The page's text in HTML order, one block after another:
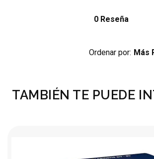
0 Reseña
Ordenar por: Más
TAMBIÉN TE PUEDE